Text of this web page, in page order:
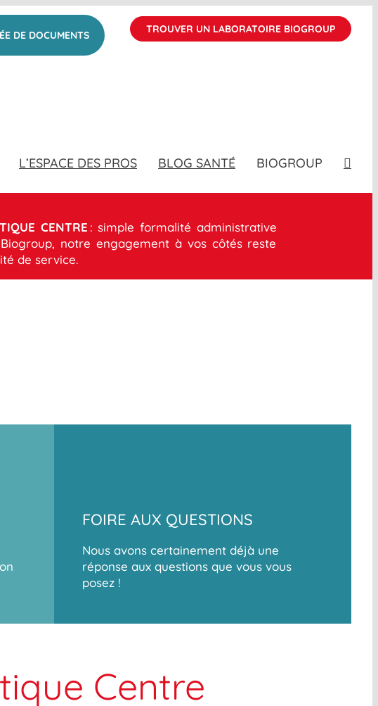
DE DOCUMENTS TROUVER UN LABORATOIRE BIOGROUP
L’ESPACE DES PROS BLOG SANTÉ BIOGROUP
CENTRE : simple formalité administrative
notre engagement à vos côtés reste
de service.
FOIRE AUX QUESTIONS
Nous avons certainement déjà une
réponse aux questions que vous vous
posez !
Centre